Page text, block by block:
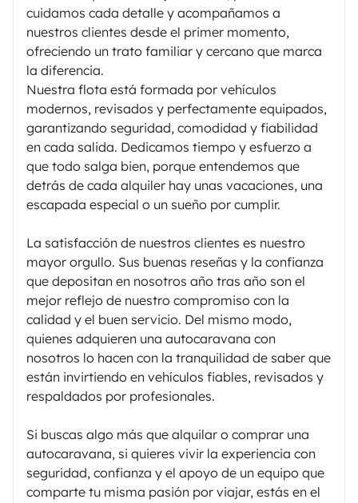
cuidamos cada detalle y acompañamos a
nuestros clientes desde el primer momento,
ofreciendo un trato familiar y cercano que marca
la diferencia.
Nuestra flota está formada por vehículos
modernos, revisados y perfectamente equipados,
garantizando seguridad, comodidad y fiabilidad
en cada salida. Dedicamos tiempo y esfuerzo a
que todo salga bien, porque entendemos que
detrás de cada alquiler hay unas vacaciones, una
escapada especial o un sueño por cumplir.
La satisfacción de nuestros clientes es nuestro
mayor orgullo. Sus buenas reseñas y la confianza
que depositan en nosotros año tras año son el
mejor reflejo de nuestro compromiso con la
calidad y el buen servicio. Del mismo modo,
quienes adquieren una autocaravana con
nosotros lo hacen con la tranquilidad de saber que
están invirtiendo en vehículos fiables, revisados y
respaldados por profesionales.
Si buscas algo más que alquilar o comprar una
autocaravana, si quieres vivir la experiencia con
seguridad, confianza y el apoyo de un equipo que
comparte tu misma pasión por viajar, estás en el